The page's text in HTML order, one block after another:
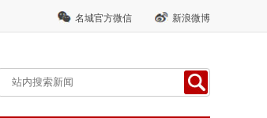
名城官方微信 新浪微博